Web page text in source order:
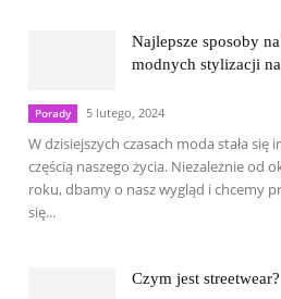
Najlepsze sposoby
modnych stylizacji
Porady 5 lutego, 2024
W dzisiejszych czasach moda stała się
częścią naszego życia. Niezależnie od
roku, dbamy o nasz wygląd i chcemy
się...
Czym jest streetwear?